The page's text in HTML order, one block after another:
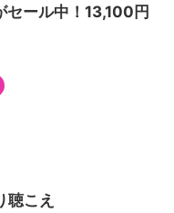
セール中！13,100円
聴こえ